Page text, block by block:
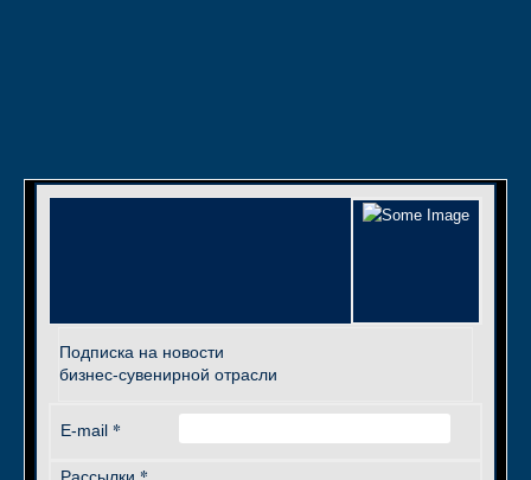
Подписка на новости
бизнес-сувенирной отрасли
E-mail *